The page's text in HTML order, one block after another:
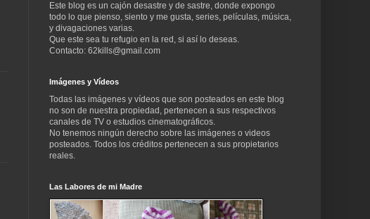
Este blog es un cajón desastre y de sastre, donde expongo
todo lo que pienso, siento y me gusta, series, películas, música,
y divagaciones varias.
Que este sea tu refugio en la red, si así lo deseas.
Contacto: 62kills@gmail.com
Imágenes y Vídeos
Todas las imágenes y vídeos que son posteados en este blog
no son de nuestra propiedad, pertenecen a sus respectivos
canales de TV o estudios cinematográficos.
No tenemos ningún derecho sobre las imágenes o videos
posteados. Todos los créditos pertenecen a sus propietarios
reales.
Las Labores de mi Madre